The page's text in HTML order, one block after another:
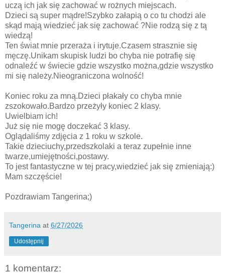
uczą ich jak się zachować w rożnych miejscach.
Dzieci są super mądre!Szybko załapią o co tu chodzi ale
skąd mają wiedzieć jak się zachować ?Nie rodzą się z tą
wiedzą!
Ten świat mnie przeraża i irytuje.Czasem strasznie się
męczę.Unikam skupisk ludzi bo chyba nie potrafię się
odnaleźć w świecie gdzie wszystko można,gdzie wszystko
mi się należy.Nieograniczona wolność!
Koniec roku za mną.Dzieci płakały co chyba mnie
zszokowało.Bardzo przeżyły koniec 2 klasy.
Uwielbiam ich!
Już się nie mogę doczekać 3 klasy.
Oglądaliśmy zdjęcia z 1 roku w szkole.
Takie dzieciuchy,przedszkolaki a teraz zupełnie inne
twarze,umiejętności,postawy.
To jest fantastyczne w tej pracy,wiedzieć jak się zmieniają:)
Mam szczęście!
Pozdrawiam Tangerina;)
Tangerina at 6/27/2026
Udostępnij
1 komentarz: